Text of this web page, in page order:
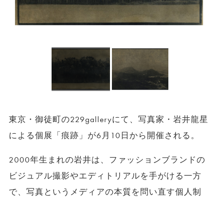
東京・御徒町の229galleryにて、写真家・岩井龍星
による個展「痕跡」が6月10日から開催される。
2000年生まれの岩井は、ファッションブランドの
ビジュアル撮影やエディトリアルを手がける一方
で、写真というメディアの本質を問い直す個人制